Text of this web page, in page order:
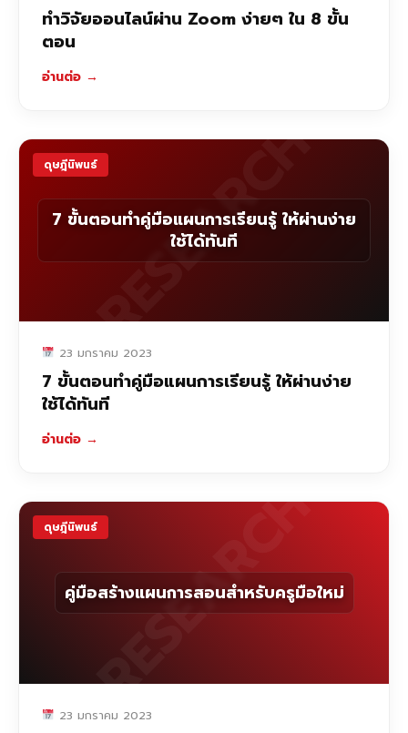
ทำวิจัยออนไลน์ผ่าน Zoom ง่ายๆ ใน 8 ขั้น
ตอน
อ่านต่อ →
ดุษฎีนิพนธ์
7 ขั้นตอนทำคู่มือแผนการเรียนรู้ ให้ผ่านง่าย
ใช้ได้ทันที
RESEARCH
23 มกราคม 2023
7 ขั้นตอนทำคู่มือแผนการเรียนรู้ ให้ผ่านง่าย
ใช้ได้ทันที
อ่านต่อ →
ดุษฎีนิพนธ์
คู่มือสร้างแผนการสอนสำหรับครูมือใหม่
RESEARCH
23 มกราคม 2023